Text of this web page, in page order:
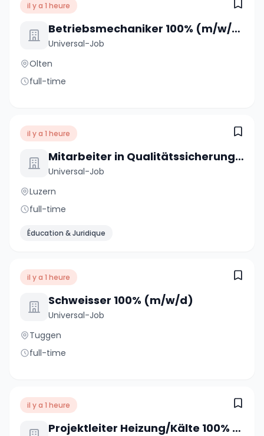
il y a 1 heure
Betriebsmechaniker 100% (m/w/d)
Universal-Job
Olten
full-time
il y a 1 heure
Mitarbeiter in Qualitätssicherung 100% (m/w/d)
Universal-Job
Luzern
full-time
Éducation & Juridique
il y a 1 heure
Schweisser 100% (m/w/d)
Universal-Job
Tuggen
full-time
il y a 1 heure
Projektleiter Heizung/Kälte 100% (m/w/d)